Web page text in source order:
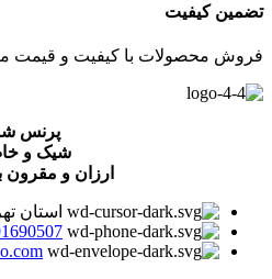
تضمین کیفیت
فروش محصولات با کیفیت و قیمت
پرنس
شیک و
ارزان و
استان